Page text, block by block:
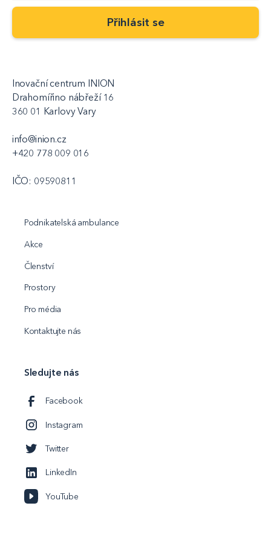
Inovační centrum INION
Drahomířino nábřeží 16
360 01 Karlovy Vary
info@inion.cz
+420 778 009 016
IČO: 09590811
Podnikatelská ambulance
Akce
Členství
Prostory
Pro média
Kontaktujte nás
Sledujte nás
Facebook
Instagram
Twitter
LinkedIn
YouTube